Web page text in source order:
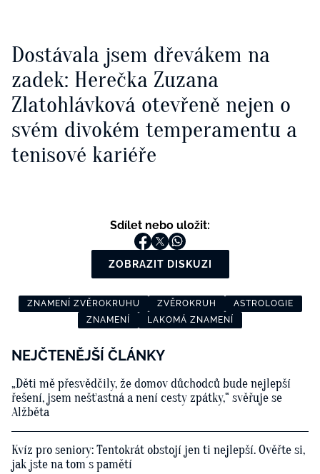
Dostávala jsem dřevákem na
zadek: Herečka Zuzana
Zlatohlávková otevřeně nejen o
svém divokém temperamentu a
tenisové kariéře
Sdílet nebo uložit:
ZOBRAZIT DISKUZI
ZNAMENÍ ZVĚROKRUHU ZVĚROKRUH
ASTROLOGIE
ZNAMENÍ
LAKOMÁ ZNAMENÍ
NEJČTENĚJŠÍ ČLÁNKY
„Děti mě přesvědčily, že domov důchodců bude nejlepší
řešení, jsem nešťastná a není cesty zpátky,“ svěřuje se
Alžběta
Kvíz pro seniory: Tentokrát obstojí jen ti nejlepší. Ověřte si,
jak jste na tom s pamětí